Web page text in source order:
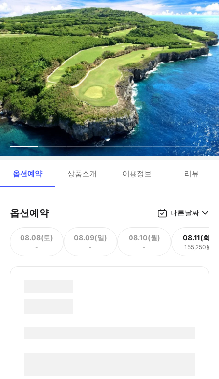
옵션예약 상품소개 이용정보 리뷰
옵션예약 다른날짜
08.08(토)
-
08.09(일)
-
08.10(월)
-
08.11(화)
155,250원